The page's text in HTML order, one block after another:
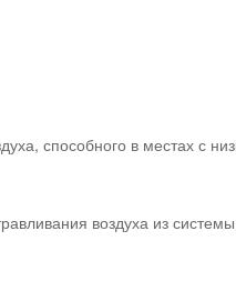
способного в местах с
воздуха из